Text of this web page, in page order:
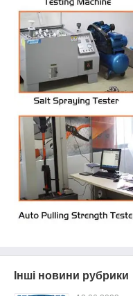
Інші новини рубрики